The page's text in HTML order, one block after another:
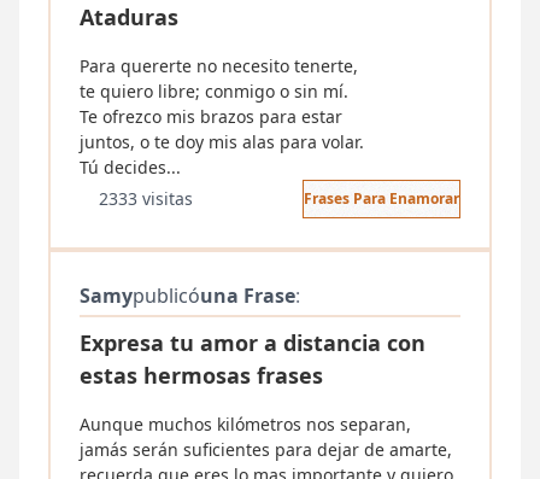
Ataduras
Para quererte no necesito tenerte,
te quiero libre; conmigo o sin mí.
Te ofrezco mis brazos para estar
juntos, o te doy mis alas para volar.
Tú decides...
2333 visitas
Frases Para Enamorar
Samypublicóuna Frase:
Expresa tu amor a distancia con
estas hermosas frases
Aunque muchos kilómetros nos separan,
jamás serán suficientes para dejar de amarte,